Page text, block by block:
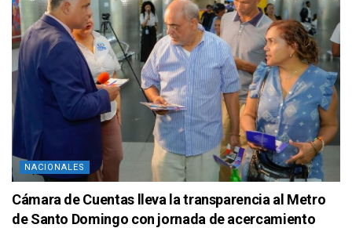
NACIONALES
Cámara de Cuentas lleva la transparencia al Metro
de Santo Domingo con jornada de acercamiento